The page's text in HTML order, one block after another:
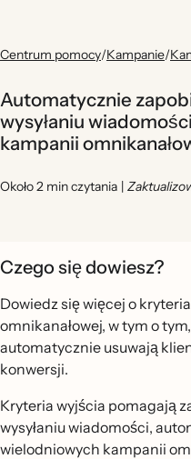
Centrum pomocy/Kampanie/
Automatycznie
wysyłaniu
kampanii
Około 2 min czytania |
Czego się dowiesz?
Dowiedz się więcej o
omnikanałowej, w tym o
automatycznie usuwają
konwersji.
Kryteria wyjścia pomagają
wysyłaniu wiadomości,
wielodniowych kampanii